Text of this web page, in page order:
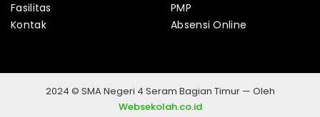
Fasilitas
Kontak
PMP
Absensi Online
2024 © SMA Negeri 4 Seram Bagian Timur — Oleh
Websekolah.co.id